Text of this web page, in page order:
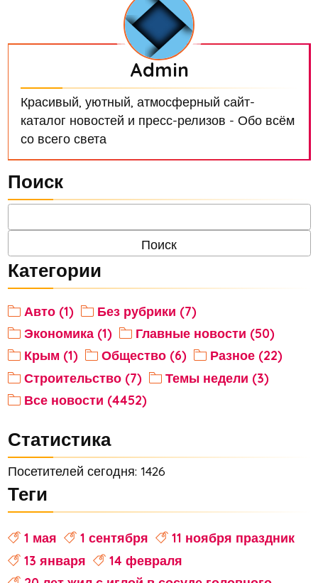
Admin
Красивый, уютный, атмосферный сайт-
каталог новостей и пресс-релизов - Обо всём
со всего света
Поиск
Категории
Авто (1)
Без рубрики (7)
Экономика (1)
Главные новости (50)
Крым (1)
Общество (6)
Разное (22)
Строительство (7)
Темы недели (3)
Все новости (4452)
Статистика
Посетителей сегодня: 1426
Теги
1 мая 1 сентября
11 ноября праздник
13 января
14 февраля